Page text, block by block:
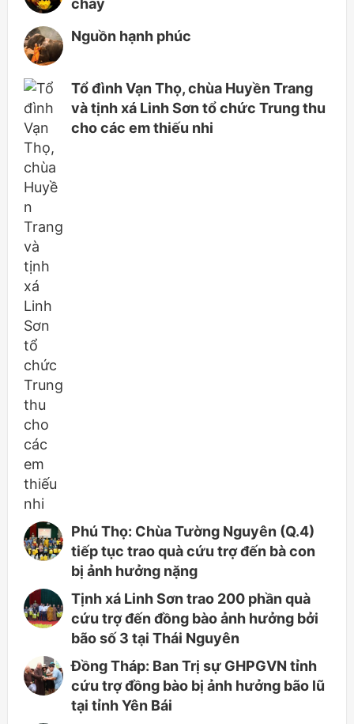
cháy
Nguồn hạnh phúc
Tổ đình Vạn Thọ, chùa Huyền Trang
và tịnh xá Linh Sơn tổ chức Trung thu
cho các em thiếu nhi
Phú Thọ: Chùa Tường Nguyên (Q.4)
tiếp tục trao quà cứu trợ đến bà con
bị ảnh hưởng nặng
Tịnh xá Linh Sơn trao 200 phần quà
cứu trợ đến đồng bào ảnh hưởng bởi
bão số 3 tại Thái Nguyên
Đồng Tháp: Ban Trị sự GHPGVN tỉnh
cứu trợ đồng bào bị ảnh hưởng bão lũ
tại tỉnh Yên Bái